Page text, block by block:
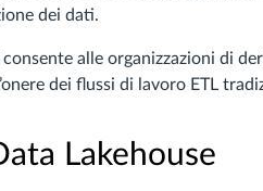
dei dati.
alle organizzazioni di
dei flussi di lavoro ETL
Lakehouse